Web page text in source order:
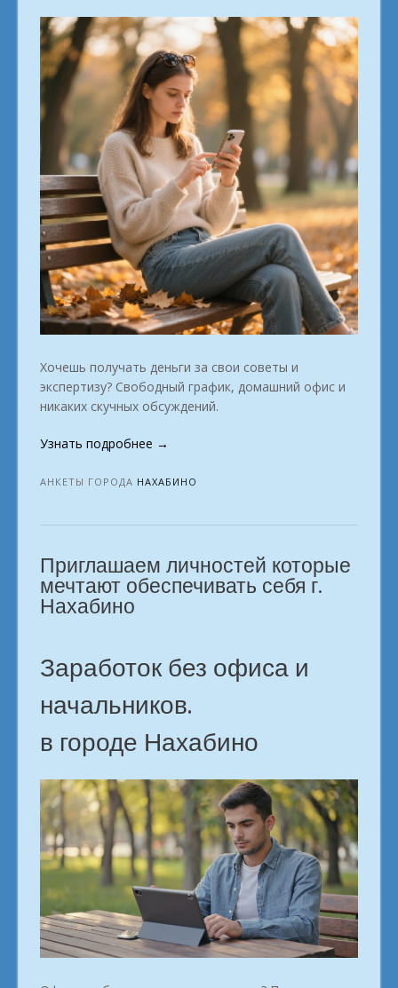
Хочешь получать деньги за свои советы и
экспертизу? Свободный график, домашний офис и
никаких скучных обсуждений.
Узнать подробнее «Кем
на
город
→
АНКЕТЫ ГОРОДА НАХАБИНО
Приглашаем личностей которые
мечтают обеспечивать себя г.
Нахабино
Заработок без офиса и
начальников.
в городе Нахабино